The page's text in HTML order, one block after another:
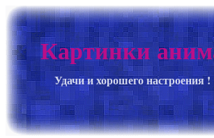
Картинки
Удачи и хорошего настроения !